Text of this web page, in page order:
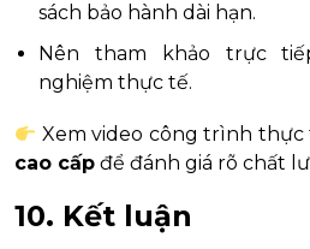
sách bảo hành dài hạn.
Nên tham khảo trực
nghiệm thực tế.
Xem video công trình thực
cao cấp để đánh giá rõ chất
10. Kết luận